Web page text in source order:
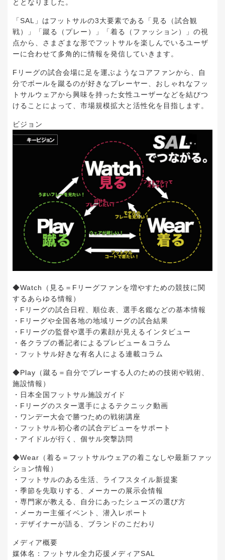
ととなりました。
「SAL」はフットサルの3大要素である「見る（試合観
戦）」「蹴る（プレー）」「着る（ファッション）」の視
点から、さまざまな形でフットサルを楽しんでいるユーザ
ーに合わせて多角的に情報を発信していきます。
Fリーグの試合会場に足を運ぶようなコアファンから、自
分でボールを蹴るのが好きなプレーヤー、おしゃれなフッ
トサルウェアから興味を持った女性ユーザーなどを結びつ
けることによって、市場規模拡大と活性化を目指します。
ビジョン
◆Watch（見る＝Fリーグファンを増やすための競技に関
するあらゆる情報）
・Fリーグの試合日程、順位表、選手名鑑などの基本情報
・Fリーグや全国各地の地域リーグの試合結果
・Fリーグの監督や選手の素顔が見えるインタビュー
・各クラブの番記者によるプレビュー＆コラム
・フットサル好きな有名人による連載コラム
◆Play（蹴る＝自分でプレーする人のための技術や戦術、
施設情報）
・日本全国フットサル施設ガイド
・Fリーグのスター選手によるテクニック動画
・ワンデー大会で勝つための戦術講座
・フットサル初心者の試合デビューをサポート
・アイドルが行く、個サル突撃訪問
◆Wear（着る＝フットサルウェアの着こなしや最新ファッ
ション情報）
・フットサルのある生活、ライフスタイル新提案
・季節を先取りする、メーカーの展示会情報
・専門家が教える、自分にあったシューズの選び方
・メーカー主催イベント、潜入レポート
・デザイナーが語る、ブランドのこだわり
メディア概要
媒体名：フットサル全力応援メディアSAL